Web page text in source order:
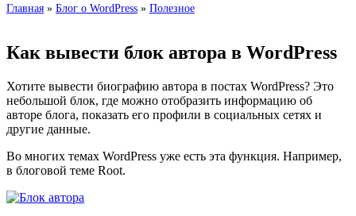
Главная » Блог о WordPress » Полезное
Как вывести блок автора в WordPress
Хотите вывести биографию автора в постах WordPress? Это
небольшой блок, где можно отобразить информацию об
авторе блога, показать его профили в социальных сетях и
другие данные.
Во многих темах WordPress уже есть эта функция. Например,
в блоговой теме Root.